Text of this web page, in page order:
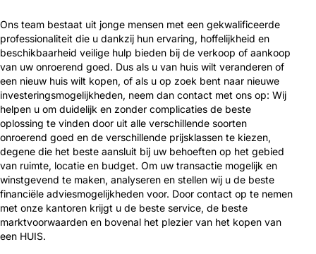
Ons team bestaat uit jonge mensen met een gekwalificeerde
professionaliteit die u dankzij hun ervaring, hoffelijkheid en
beschikbaarheid veilige hulp bieden bij de verkoop of aankoop
van uw onroerend goed. Dus als u van huis wilt veranderen of
een nieuw huis wilt kopen, of als u op zoek bent naar nieuwe
investeringsmogelijkheden, neem dan contact met ons op: Wij
helpen u om duidelijk en zonder complicaties de beste
oplossing te vinden door uit alle verschillende soorten
onroerend goed en de verschillende prijsklassen te kiezen,
degene die het beste aansluit bij uw behoeften op het gebied
van ruimte, locatie en budget. Om uw transactie mogelijk en
winstgevend te maken, analyseren en stellen wij u de beste
financiële adviesmogelijkheden voor. Door contact op te nemen
met onze kantoren krijgt u de beste service, de beste
marktvoorwaarden en bovenal het plezier van het kopen van
een HUIS.